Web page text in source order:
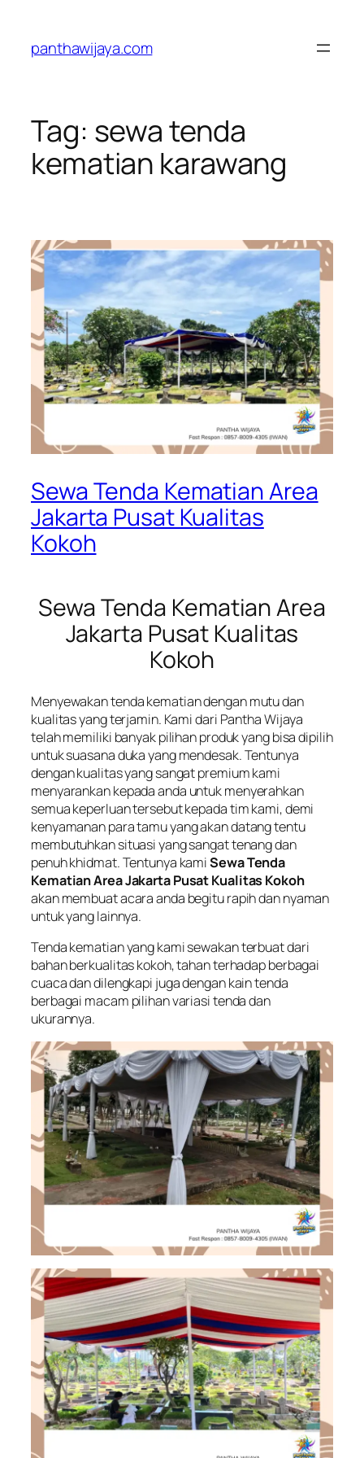
konten
panthawijaya.com
Tag: sewa tenda
kematian karawang
Sewa Tenda Kematian Area
Jakarta Pusat Kualitas
Kokoh
Sewa Tenda Kematian Area
Jakarta Pusat Kualitas
Kokoh
Menyewakan tenda kematian dengan mutu dan
kualitas yang terjamin. Kami dari Pantha Wijaya
telah memiliki banyak pilihan produk yang bisa dipilih
untuk suasana duka yang mendesak. Tentunya
dengan kualitas yang sangat premium kami
menyarankan kepada anda untuk menyerahkan
semua keperluan tersebut kepada tim kami, demi
kenyamanan para tamu yang akan datang tentu
membutuhkan situasi yang sangat tenang dan
penuh khidmat. Tentunya kamiSewa Tenda
Kematian Area Jakarta Pusat Kualitas Kokoh
akan membuat acara anda begitu rapih dan nyaman
untuk yang lainnya.
Tenda kematian yang kami sewakan terbuat dari
bahan berkualitas kokoh, tahan terhadap berbagai
cuaca dan dilengkapi juga dengan kain tenda
berbagai macam pilihan variasi tenda dan
ukurannya.